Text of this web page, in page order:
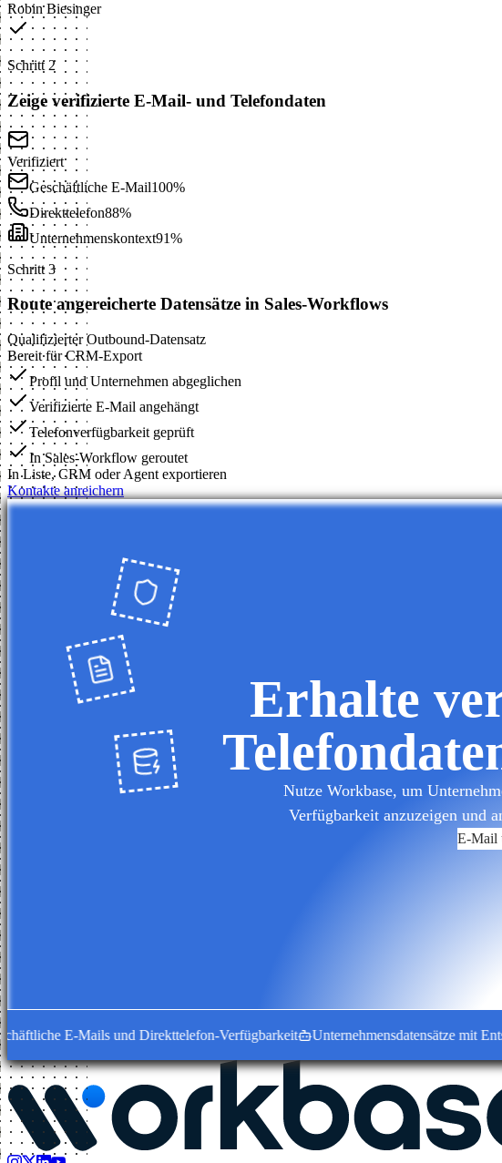
Robin Biesinger
Schritt 2
Zeige verifizierte E-Mail- und Telefondaten
Verifiziert
Geschäftliche E-Mail100%
Direkttelefon88%
Unternehmenskontext91%
Schritt 3
Route angereicherte Datensätze in Sales-Workflows
Qualifizierter Outbound-Datensatz
Bereit für CRM-Export
Profil und Unternehmen abgeglichen
Verifizierte E-Mail angehängt
Telefonverfügbarkeit geprüft
In Sales-Workflow geroutet
In Liste, CRM oder Agent exportieren
Kontakte anreichern
Erhalte
Nutze Workbase, um
Verfügbarkeit anzuzeigen und
E-Mail
E-Mails und Direkttelefon-Verfügbarkeit Unternehmensdatensätze mit